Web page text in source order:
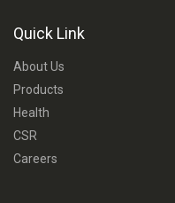
Quick Link
About Us
Products
Health
CSR
Careers